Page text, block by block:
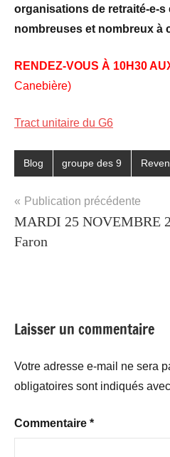
organisations de retraité-e-
nombreuses et nombreux à
RENDEZ-VOUS À 10H30
Canebière)
Tract unitaire du G6
Groupe
des
9,
Revendications,
sociale
Blog groupe des 9
Navigation
de
l’article
Publication précédente
MARDI 25 NOVEMBRE
Faron
Laisser un commentaire
Votre adresse e-mail ne sera
obligatoires sont indiqués avec
Commentaire *